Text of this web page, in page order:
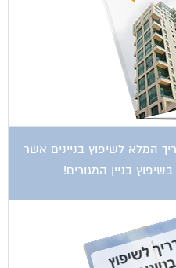
המלא לשיפוץ בניינים אשר
בניין המגורים!